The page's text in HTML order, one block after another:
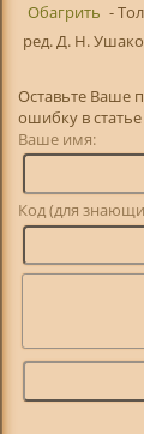
Обагрить -
ред. Д. Н.
Оставьте Ваше
ошибку в
Ваше
Код (для